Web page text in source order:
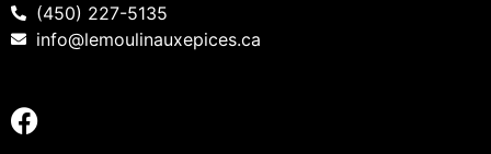
(450) 227-5135
info@lemoulinauxepices.ca